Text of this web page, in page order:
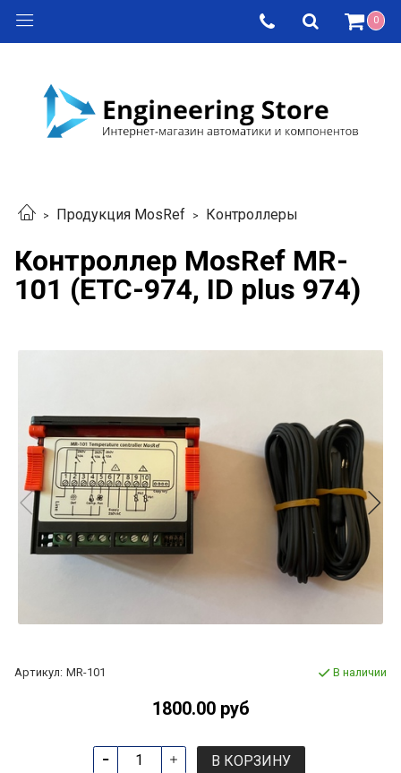
0
Продукция MosRef Контроллеры
Контроллер MosRef MR-
101 (ETC-974, ID plus 974)
Артикул: MR-101 В наличии
1800.00 руб
В КОРЗИНУ